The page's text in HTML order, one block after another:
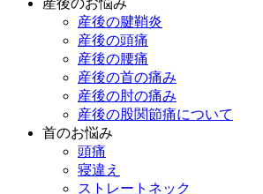
産後のお悩み
産後の腱鞘炎
産後の頭痛
産後の腰痛
産後の首の痛み
産後の肘の痛み
産後の股関節痛について
首のお悩み
頭痛
寝違え
ストレートネック